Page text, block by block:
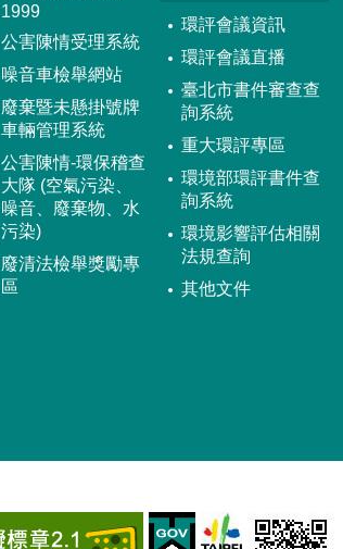
1999
公害陳情受理系統
噪音車檢舉網站
廢棄暨未懸掛號牌
車輛管理系統
公害陳情-環保稽查
大隊 (空氣污染、
噪音、廢棄物、水
污染)
廢清法檢舉獎勵專
區
環評會議資訊
環評會議直播
臺北市書件審查查
詢系統
重大環評專區
環境部環評書件查
詢系統
環境影響評估相關
法規查詢
其他文件